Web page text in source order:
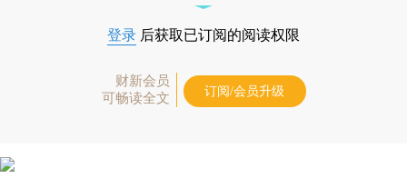
登录 后获取已订阅的阅读权限
财新会员
可畅读全文
订阅/会员升级